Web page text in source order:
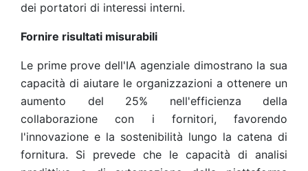
dei portatori di interessi interni.
Fornire risultati misurabili
Le prime prove dell'IA agenziale dimostrano la sua
capacità di aiutare le organizzazioni a ottenere un
aumento del 25% nell'efficienza della
collaborazione con i fornitori, favorendo
l'innovazione e la sostenibilità lungo la catena di
fornitura. Si prevede che le capacità di analisi